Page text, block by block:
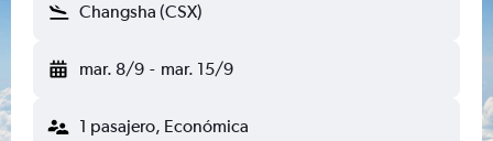
Changsha (CSX)
mar. 8/9 - mar. 15/9
1 pasajero, Económica